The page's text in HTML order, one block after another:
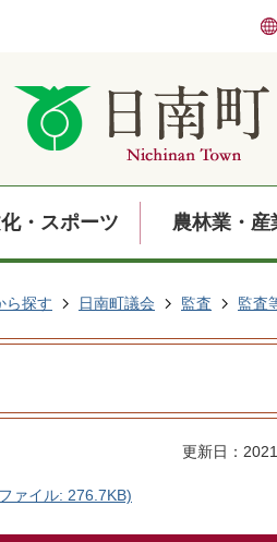
・スポーツ 農林業・産
ら探す 日南町議会 監査 監査
更新日：
ァイル: 276.7KB)